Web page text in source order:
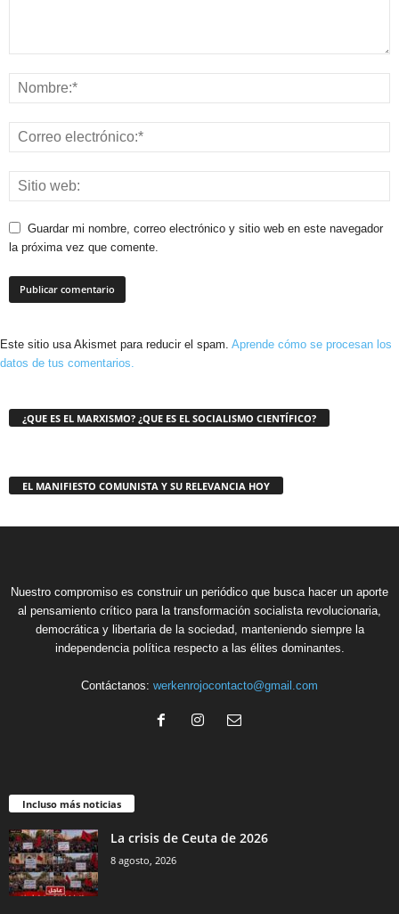
Guardar mi nombre, correo electrónico y sitio web en este navegador
la próxima vez que comente.
Este sitio usa Akismet para reducir el spam. Aprende cómo se procesan los
datos de tus comentarios.
¿QUE ES EL MARXISMO? ¿QUE ES EL SOCIALISMO CIENTÍFICO?
EL MANIFIESTO COMUNISTA Y SU RELEVANCIA HOY
Nuestro compromiso es construir un periódico que busca hacer un aporte
al pensamiento crítico para la transformación socialista revolucionaria,
democrática y libertaria de la sociedad, manteniendo siempre la
independencia política respecto a las élites dominantes.
Contáctanos: werkenrojocontacto@gmail.com
Incluso más noticias
La crisis de Ceuta de 2026
8 agosto, 2026